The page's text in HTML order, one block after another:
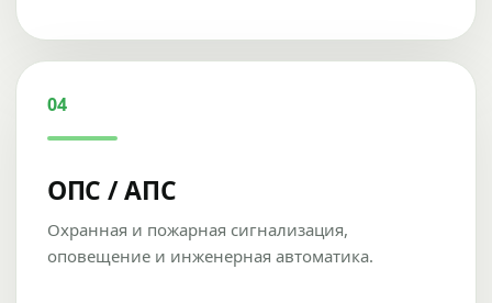
04
ОПС / АПС
Охранная и пожарная сигнализация,
оповещение и инженерная автоматика.